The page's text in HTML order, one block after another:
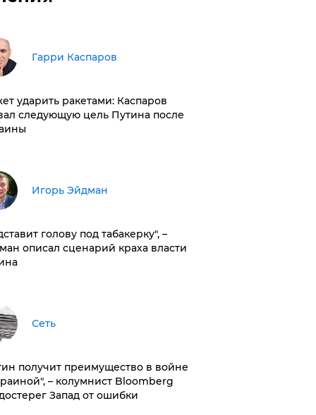
Гарри Каспаров
ударить ракетами: Каспаров
следующую цель Путина после
Игорь Эйдман
голову под табакерку", –
описал сценарий краха власти
Сеть
получит преимущество в войне
– колумнист Bloomberg
Запад от ошибки